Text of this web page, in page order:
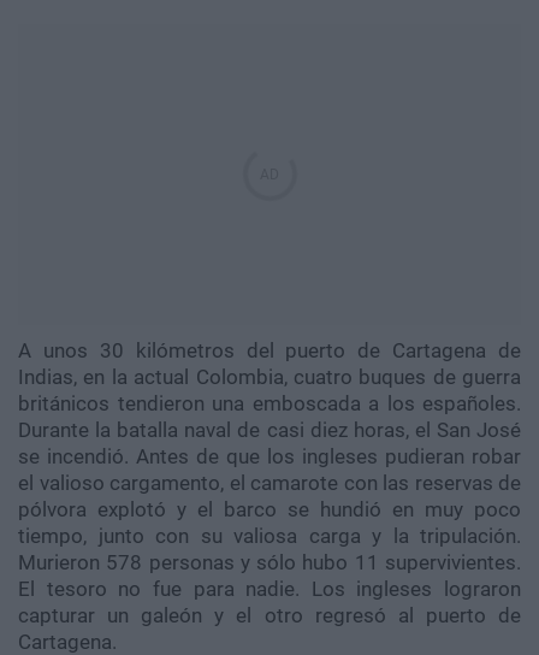
A unos 30 kilómetros del puerto de Cartagena de
Indias, en la actual Colombia, cuatro buques de guerra
británicos tendieron una emboscada a los españoles.
Durante la batalla naval de casi diez horas, el San José
se incendió. Antes de que los ingleses pudieran robar
el valioso cargamento, el camarote con las reservas de
pólvora explotó y el barco se hundió en muy poco
tiempo, junto con su valiosa carga y la tripulación.
Murieron 578 personas y sólo hubo 11 supervivientes.
El tesoro no fue para nadie. Los ingleses lograron
capturar un galeón y el otro regresó al puerto de
Cartagena.